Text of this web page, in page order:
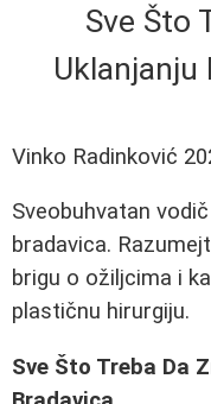
Sve Što
Uklanjanju
Vinko Radinković
Sveobuhvatan
bradavica.
brigu o ožiljcima i
plastičnu hirurgiju.
Sve Što Treba Da